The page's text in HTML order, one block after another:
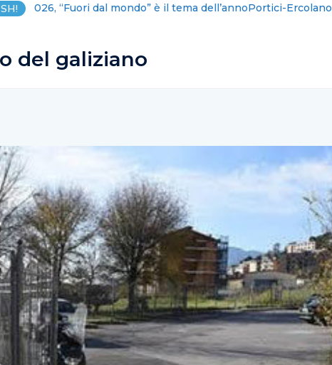
Portici-Ercolano: Piero De Luca (Pd), da Bignami
del galiziano